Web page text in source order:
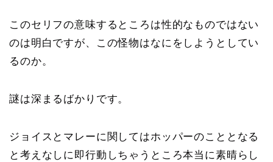
このセリフの意味するところは性的なものではない
のは明白ですが、この怪物はなにをしようとしてい
るのか。
謎は深まるばかりです。
ジョイスとマレーに関してはホッパーのこととなる
と考えなしに即行動しちゃうところ本当に素晴らし